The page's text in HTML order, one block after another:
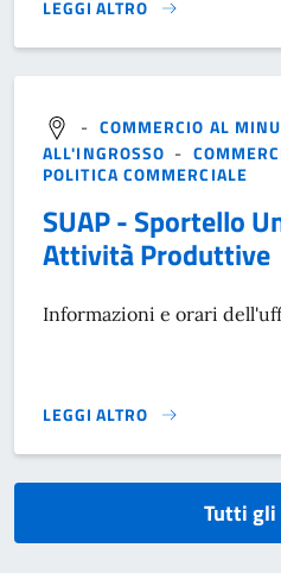
LEGGI ALTRO
}
- COMMERCIO AL
ALL'INGROSSO -
POLITICA COMMERCIALE
SUAP - Sportello
Attività Produttive
Informazioni e orari
LEGGI ALTRO
}
Tutti